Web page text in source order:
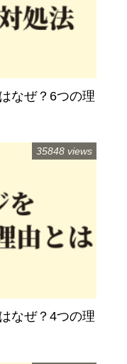
なぜ？6つの理
なぜ？4つの理
35848 views